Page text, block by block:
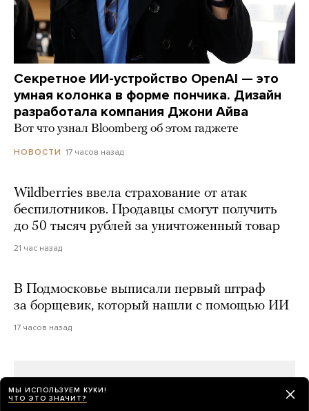
Секретное ИИ-устройство OpenAI — это
умная колонка в форме пончика. Дизайн
разработала компания Джони Айва
Вот что узнал Bloomberg об этом гаджете
НОВОСТИ 17 часов назад
Wildberries ввела страхование от атак
беспилотников. Продавцы смогут получить
до 50 тысяч рублей за уничтоженный товар
21 час назад
В Подмосковье выписали первый штраф
за борщевик, который нашли с помощью ИИ
17 часов назад
МЫ ИСПОЛЬЗУЕМ КУКИ!
ЧТО ЭТО ЗНАЧИТ?